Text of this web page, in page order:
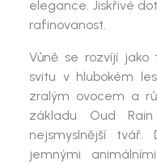
elegance. Jiskřivé
rafinovanost.
Vůně se rozvíjí jako
svitu v hlubokém
zralým ovocem a
základu Oud Rain
nejsmyslnější
jemnými